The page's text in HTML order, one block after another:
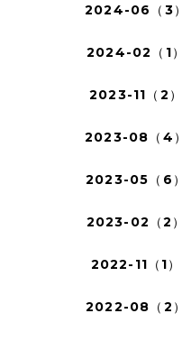
2024-06（3）
2024-02（1）
2023-11（2）
2023-08（4）
2023-05（6）
2023-02（2）
2022-11（1）
2022-08（2）